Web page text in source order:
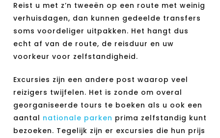
Reist u met z’n tweeën op een route met weinig
verhuisdagen, dan kunnen gedeelde transfers
soms voordeliger uitpakken. Het hangt dus
echt af van de route, de reisduur en uw
voorkeur voor zelfstandigheid.
Excursies zijn een andere post waarop veel
reizigers twijfelen. Het is zonde om overal
georganiseerde tours te boeken als u ook een
aantal nationale parken prima zelfstandig kunt
bezoeken. Tegelijk zijn er excursies die hun prijs